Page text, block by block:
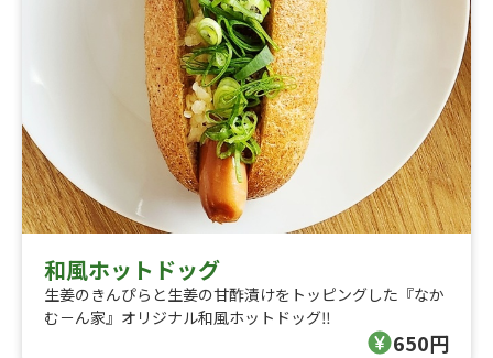
和風ホットドッグ
生姜のきんぴらと生姜の甘酢漬けをトッピングした『なか
む－ん家』オリジナル和風ホットドッグ‼️
650円